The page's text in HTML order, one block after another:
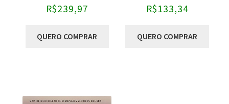
David Martyn Lloyd-Jones
Douglas Stuart
R$239,97
QUERO COMPRAR
R$133,34
QUERO COMPRAR